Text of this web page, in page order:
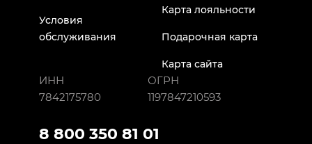
Условия
обслуживания
Карта лояльности
Подарочная карта
Карта сайта
ИНН
7842175780
ОГРН
1197847210593
8 800 350 81 01